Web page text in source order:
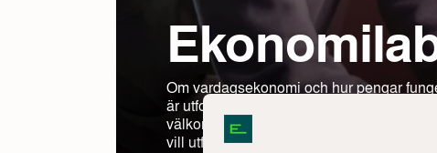
Om vardagsekonomi och hur pengar
är utformad för att passa skolelever på
välkomna. Ekonomilabbet är också en
vill utforska ekonomi tillsammans.